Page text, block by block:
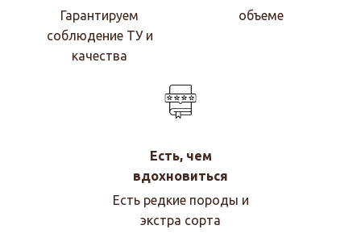
Гарантируем
соблюдение ТУ и
качества
объеме
Есть, чем
вдохновиться
Есть редкие породы и
экстра сорта